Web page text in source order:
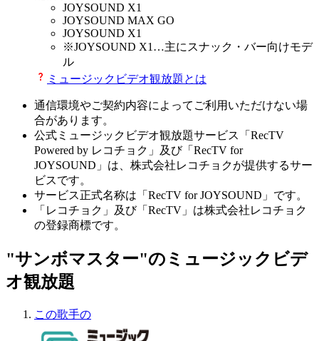
JOYSOUND X1
JOYSOUND MAX GO
JOYSOUND X1
※JOYSOUND X1 …主にスナック・バー向けモデ
ル
ミュージックビデオ観放題とは
通信環境やご契約内容によってご利用いただけない場
合があります。
公式ミュージックビデオ観放題サービス「RecTV
Powered by レコチョク」及び「RecTV for
JOYSOUND」は、株式会社レコチョクが提供するサー
ビスです。
サービス正式名称は「RecTV for JOYSOUND」です。
「レコチョク」及び「RecTV」は株式会社レコチョク
の登録商標です。
"サンボマスター"のミュージックビデ
オ観放題
この歌手の